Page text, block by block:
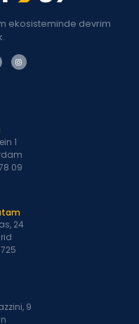
ekosisteminde devrim
1
09
24
9